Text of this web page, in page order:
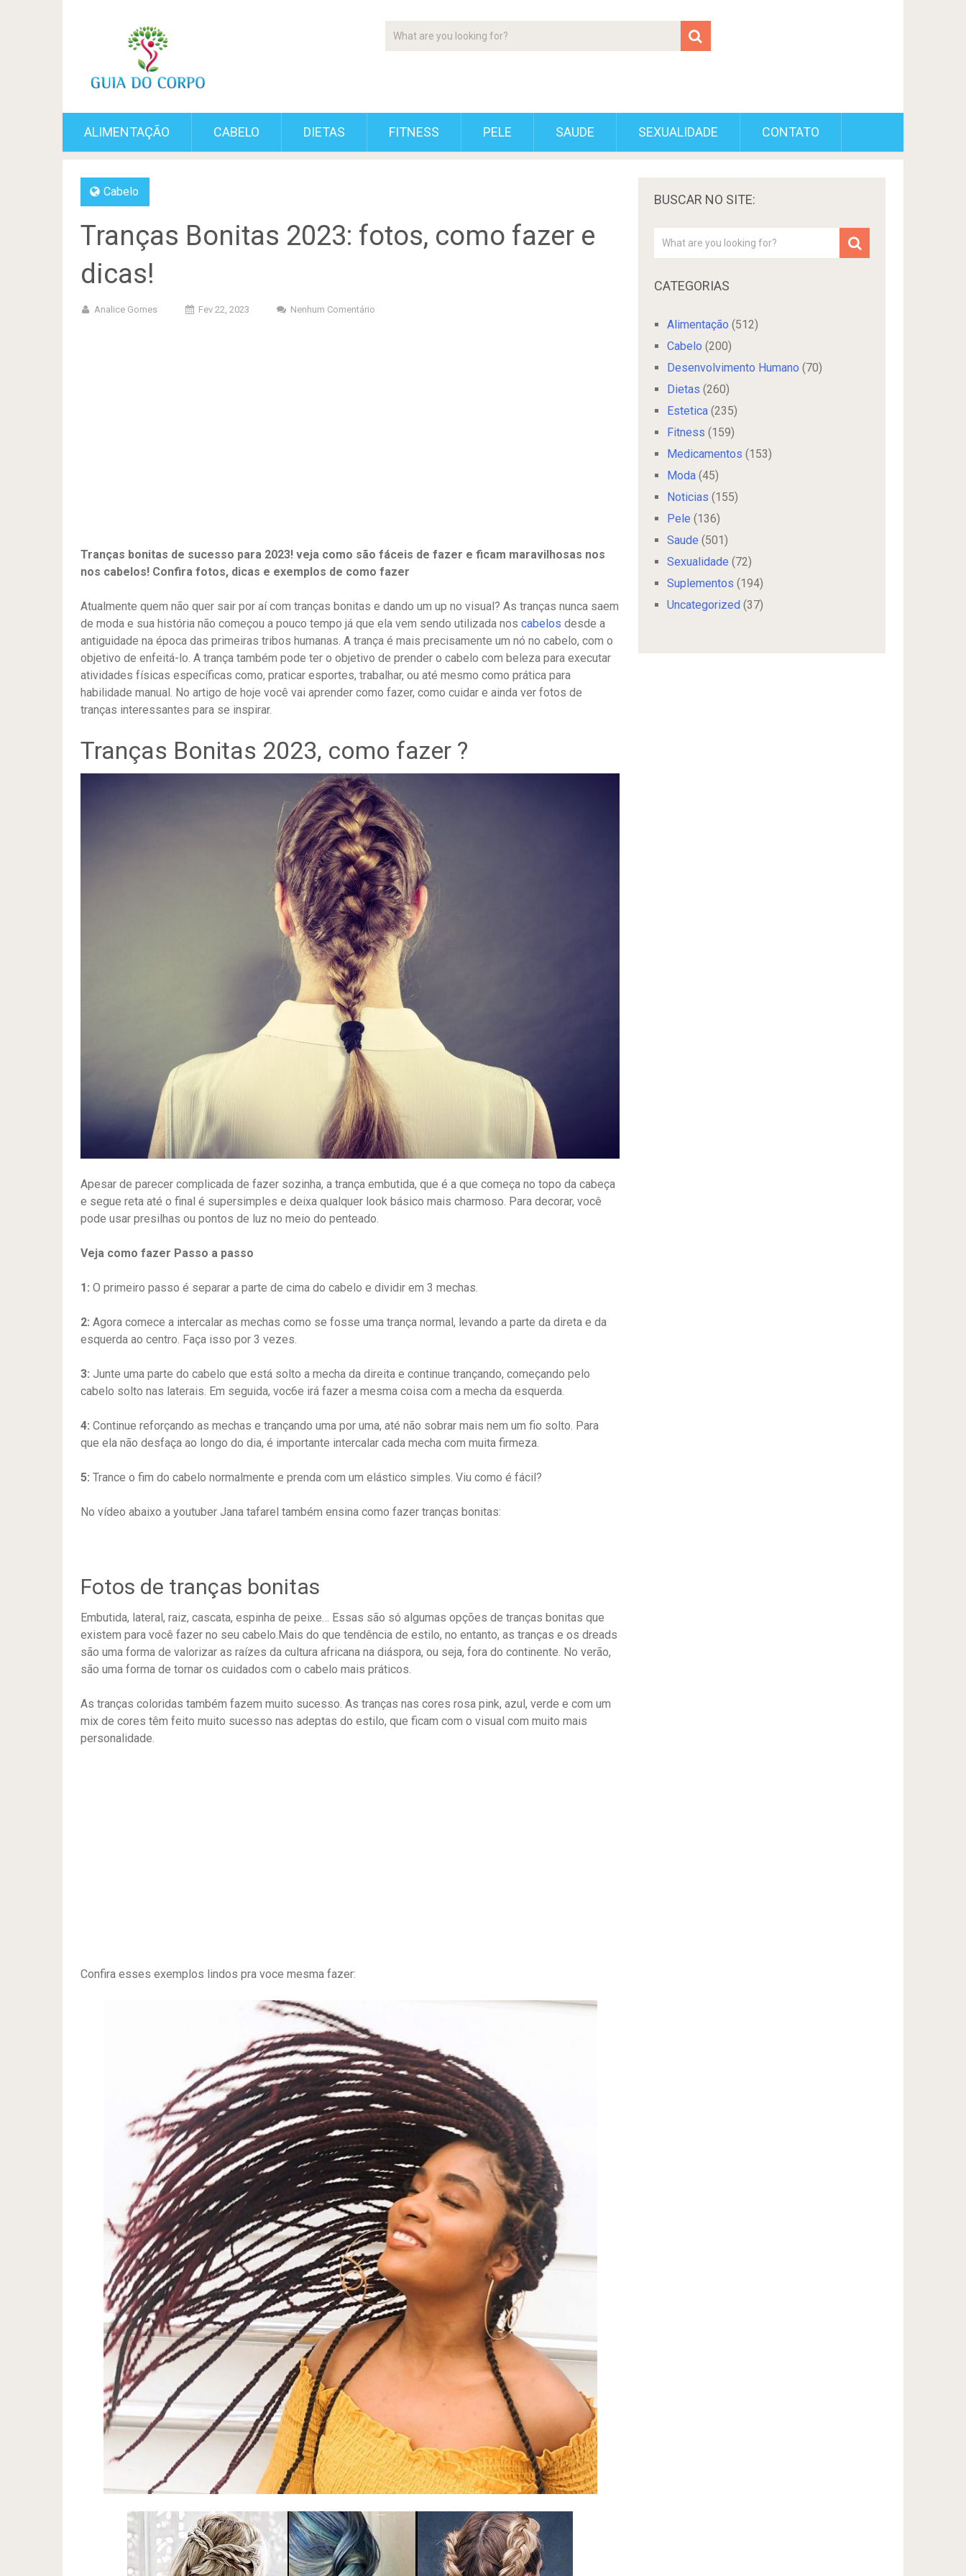
ALIMENTAÇÃO CABELO DIETAS FITNESS PELE SAUDE SEXUALIDADE CONTATO
Cabelo
Tranças Bonitas 2023: fotos, como fazer e
dicas!
Analice Gomes Fev 22, 2023 Nenhum Comentário
Tranças bonitas de sucesso para 2023! veja como são fáceis de fazer e ficam maravilhosas nos
nos cabelos! Confira fotos, dicas e exemplos de como fazer
Atualmente quem não quer sair por aí com tranças bonitas e dando um up no visual? As tranças nunca saem
de moda e sua história não começou a pouco tempo já que ela vem sendo utilizada nos cabelos desde a
antiguidade na época das primeiras tribos humanas. A trança é mais precisamente um nó no cabelo, com o
objetivo de enfeitá-lo. A trança também pode ter o objetivo de prender o cabelo com beleza para executar
atividades físicas específicas como, praticar esportes, trabalhar, ou até mesmo como prática para
habilidade manual. No artigo de hoje você vai aprender como fazer, como cuidar e ainda ver fotos de
tranças interessantes para se inspirar.
Tranças Bonitas 2023, como fazer ?
Apesar de parecer complicada de fazer sozinha, a trança embutida, que é a que começa no topo da cabeça
e segue reta até o final é supersimples e deixa qualquer look básico mais charmoso. Para decorar, você
pode usar presilhas ou pontos de luz no meio do penteado.
Veja como fazer Passo a passo
1: O primeiro passo é separar a parte de cima do cabelo e dividir em 3 mechas.
2: Agora comece a intercalar as mechas como se fosse uma trança normal, levando a parte da direta e da
esquerda ao centro. Faça isso por 3 vezes.
3: Junte uma parte do cabelo que está solto a mecha da direita e continue trançando, começando pelo
cabelo solto nas laterais. Em seguida, voc6e irá fazer a mesma coisa com a mecha da esquerda.
4: Continue reforçando as mechas e trançando uma por uma, até não sobrar mais nem um fio solto. Para
que ela não desfaça ao longo do dia, é importante intercalar cada mecha com muita firmeza.
5: Trance o fim do cabelo normalmente e prenda com um elástico simples. Viu como é fácil?
No vídeo abaixo a youtuber Jana tafarel também ensina como fazer tranças bonitas:
Fotos de tranças bonitas
Embutida, lateral, raiz, cascata, espinha de peixe… Essas são só algumas opções de tranças bonitas que
existem para você fazer no seu cabelo.Mais do que tendência de estilo, no entanto, as tranças e os dreads
são uma forma de valorizar as raízes da cultura africana na diáspora, ou seja, fora do continente. No verão,
são uma forma de tornar os cuidados com o cabelo mais práticos.
As tranças coloridas também fazem muito sucesso. As tranças nas cores rosa pink, azul, verde e com um
mix de cores têm feito muito sucesso nas adeptas do estilo, que ficam com o visual com muito mais
personalidade.
Confira esses exemplos lindos pra voce mesma fazer:
BUSCAR NO SITE:
CATEGORIAS
Alimentação (512)
Cabelo (200)
Desenvolvimento Humano (70)
Dietas (260)
Estetica (235)
Fitness (159)
Medicamentos (153)
Moda (45)
Noticias (155)
Pele (136)
Saude (501)
Sexualidade (72)
Suplementos (194)
Uncategorized (37)